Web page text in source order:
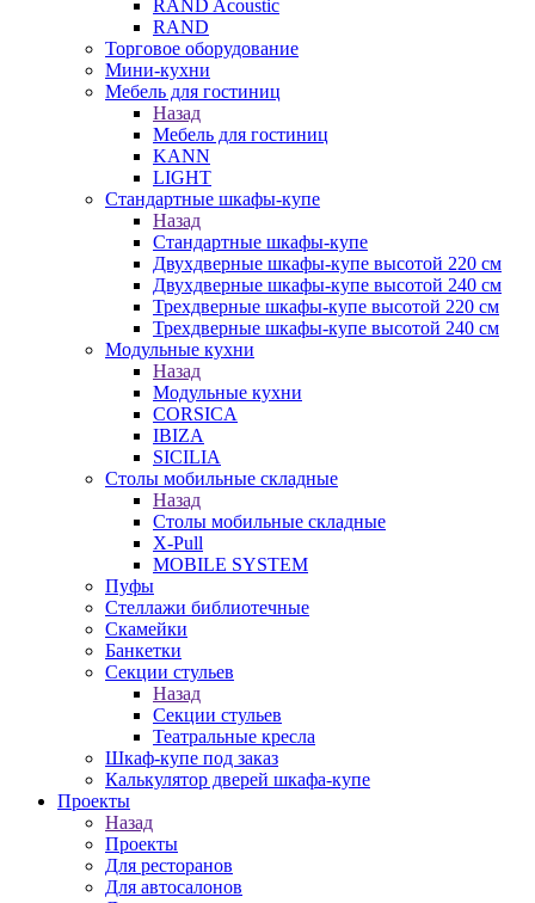
RAND Acoustic
RAND
Торговое оборудование
Мини-кухни
Мебель для гостиниц
Назад
Мебель для гостиниц
KANN
LIGHT
Стандартные шкафы-купе
Назад
Стандартные шкафы-купе
Двухдверные шкафы-купе высотой 220 см
Двухдверные шкафы-купе высотой 240 см
Трехдверные шкафы-купе высотой 220 см
Трехдверные шкафы-купе высотой 240 см
Модульные кухни
Назад
Модульные кухни
CORSICA
IBIZA
SICILIA
Столы мобильные складные
Назад
Столы мобильные складные
X-Pull
MOBILE SYSTEM
Пуфы
Стеллажи библиотечные
Скамейки
Банкетки
Секции стульев
Назад
Секции стульев
Театральные кресла
Шкаф-купе под заказ
Калькулятор дверей шкафа-купе
Проекты
Назад
Проекты
Для ресторанов
Для автосалонов